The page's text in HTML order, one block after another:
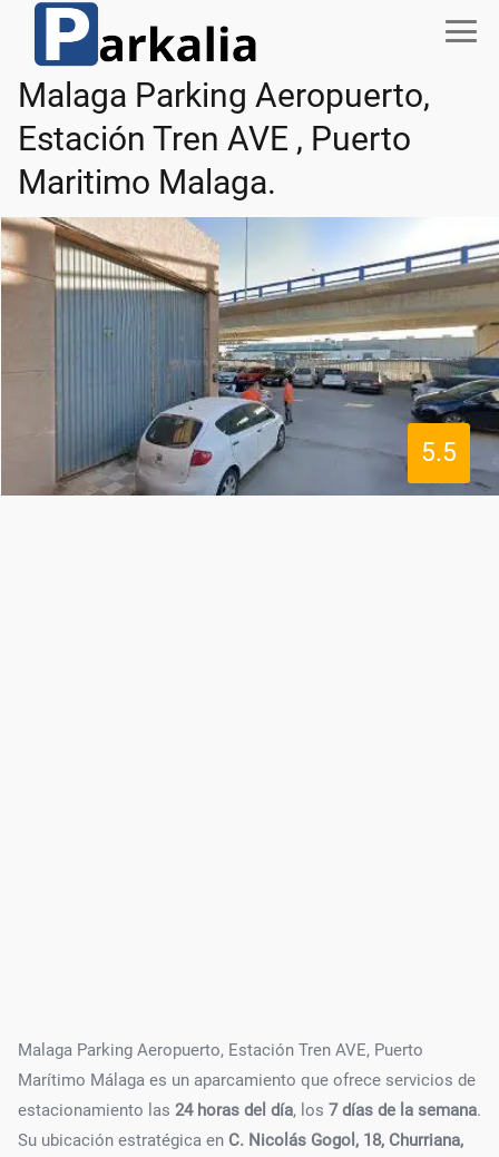
Malaga Parking Aeropuerto,
Estación Tren AVE , Puerto
Maritimo Malaga.
5.5
Malaga Parking Aeropuerto, Estación Tren AVE, Puerto
Marítimo Málaga es un aparcamiento que ofrece servicios de
estacionamiento las 24 horas del día, los 7 días de la semana.
Su ubicación estratégica en C. Nicolás Gogol, 18, Churriana,